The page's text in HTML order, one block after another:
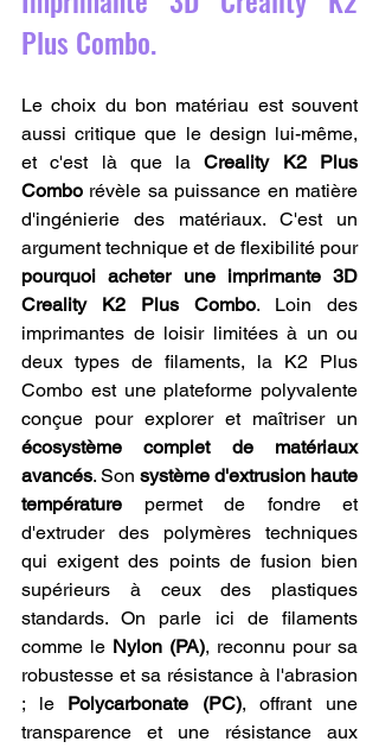
Plus Combo.
Le choix du bon matériau est souvent
aussi critique que le design lui-même,
et c'est là que la Creality K2 Plus
Combo révèle sa puissance en matière
d'ingénierie des matériaux. C'est un
argument technique et de flexibilité pour
pourquoi acheter une imprimante 3D
Creality K2 Plus Combo. Loin des
imprimantes de loisir limitées à un ou
deux types de filaments, la K2 Plus
Combo est une plateforme polyvalente
écosystème complet de matériaux
avancés. Son système d'extrusion haute
température permet de fondre et
d'extruder des polymères techniques
qui exigent des points de fusion bien
supérieurs à ceux des plastiques
standards. On parle ici de filaments
comme le Nylon (PA), reconnu pour sa
robustesse et sa résistance à l'abrasion
; le Polycarbonate (PC), offrant une
transparence et une résistance aux